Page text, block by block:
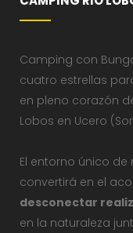
Camping con
cuatro estrellas
en pleno corazón
Lobos en Ucero
El entorno único
convertirá en el
desconectar
en la naturaleza